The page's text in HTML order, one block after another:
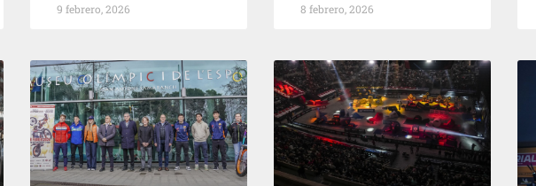
9 febrero, 2026 8 febrero, 2026